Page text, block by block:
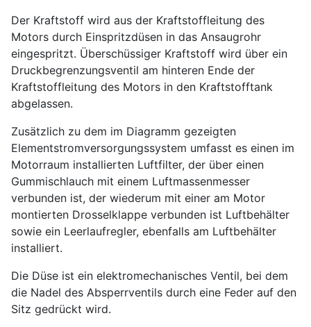
Der Kraftstoff wird aus der Kraftstoffleitung des
Motors durch Einspritzdüsen in das Ansaugrohr
eingespritzt. Überschüssiger Kraftstoff wird über ein
Druckbegrenzungsventil am hinteren Ende der
Kraftstoffleitung des Motors in den Kraftstofftank
abgelassen.
Zusätzlich zu dem im Diagramm gezeigten
Elementstromversorgungssystem umfasst es einen im
Motorraum installierten Luftfilter, der über einen
Gummischlauch mit einem Luftmassenmesser
verbunden ist, der wiederum mit einer am Motor
montierten Drosselklappe verbunden ist Luftbehälter
sowie ein Leerlaufregler, ebenfalls am Luftbehälter
installiert.
Die Düse ist ein elektromechanisches Ventil, bei dem
die Nadel des Absperrventils durch eine Feder auf den
Sitz gedrückt wird.